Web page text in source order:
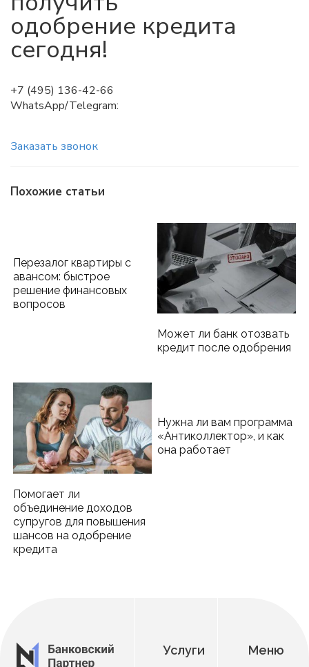
одобрение кредита
сегодня!
+7 (495) 136-42-66
WhatsApp/Telegram:
Заказать звонок
Похожие статьи
Перезалог квартиры с
авансом: быстрое
решение финансовых
вопросов
Может ли банк отозвать
кредит после одобрения
Помогает ли
объединение доходов
супругов для повышения
шансов на одобрение
кредита
Нужна ли вам программа
«Антиколлектор», и как
она работает
Услуги Меню